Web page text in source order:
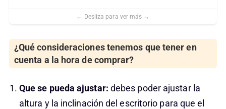
¿Qué consideraciones tenemos que tener en
cuenta a la hora de comprar?
Que se pueda ajustar: debes poder ajustar la
altura y la inclinación del escritorio para que el